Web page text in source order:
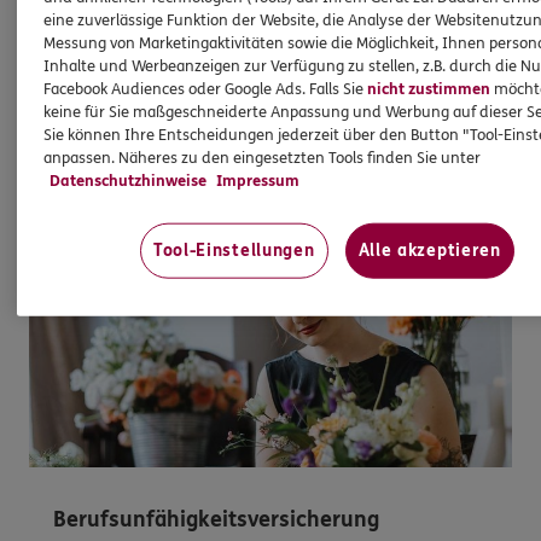
Top-Konditionen.
Mehr erfahren
Berufsunfähigkeitsversicherung
eine zuverlässige Funktion der Website, die Analyse der
Messung von Marketingaktivitäten sowie die Möglichkeit, Ihnen
Inhalte und Werbeanzeigen zur Verfügung zu stellen, z.B. durch die
Facebook Audiences oder Google Ads. Falls Sienicht zustimmen
keine für Sie maßgeschneiderte Anpassung und Werbung auf dieser
Sie können Ihre Entscheidungen jederzeit über den Button "Tool-
anpassen. Näheres zu den eingesetzten Tools finden Sie unter
Datenschutzhinweise Impressum
Tool-Einstellungen Alle akzeptieren